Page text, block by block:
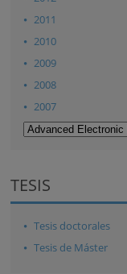
2011
2010
2009
2008
2007
TESIS
Tesis doctorales
Tesis de Máster